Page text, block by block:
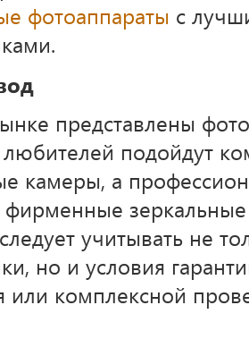
фотоаппараты с
представлены
подойдут
камеры, а
учитывать не
но и условия
или комплексной